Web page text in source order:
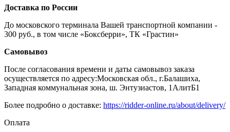
Доставка по России
До московского терминала Вашей транспортной компании -
300 руб., в том числе «Боксберри», ТК «Грастин»
Самовывоз
После согласования времени и даты самовывоз заказа
осуществляется по адресу:Московская обл., г.Балашиха,
Западная коммунальная зона, ш. Энтузиастов, 1АлитБ1
Более подробно о доставке: https://ridder-online.ru/about/delivery/
Оплата